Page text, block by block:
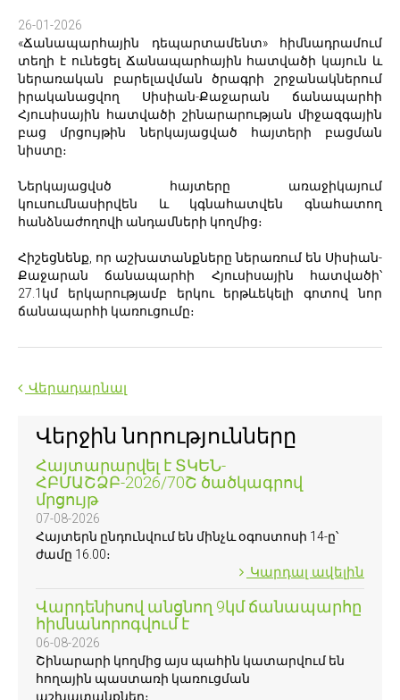
26-01-2026
«Ճանապարհային դեպարտամենտ» հիմնադրամում
տեղի է ունեցել Ճանապարհային հատվածի կայուն և
ներառական բարելավման ծրագրի շրջանակներում
իրականացվող Սիսիան-Քաջարան ճանապարհի
Հյուսիսային հատվածի շինարարության միջազգային
բաց մրցույթին ներկայացված հայտերի բացման
նիստը։
Ներկայացվսծ հայտերը առաջիկայում
կուսումնասիրվեն և կգնահատվեն գնահատող
հանձնաժողովի անդամների կողմից։
Հիշեցնենք, որ աշխատանքները ներառում են Սիսիան-
Քաջարան ճանապարհի Հյուսիսային հատվածի՝
27.1կմ երկարությամբ երկու երթևեկելի գոտով նոր
ճանապարհի կառուցումը։
Վերադարնալ
Վերջին նորությունները
Հայտարարվել է ՏԿԵՆ-
ՀԲՄԱՇՁԲ-2026/70Շ ծածկագրով
մրցույթ
07-08-2026
Հայտերն ընդունվում են մինչև օգոստոսի 14-ը՝
ժամը 16.00։
Կարդալ ավելին
Վարդենիսով անցնող 9կմ ճանապարհը
հիմնանորոգվում է
06-08-2026
Շինարարի կողմից այս պահին կատարվում են
հողային պաստառի կառուցման
աշխատանքներ։